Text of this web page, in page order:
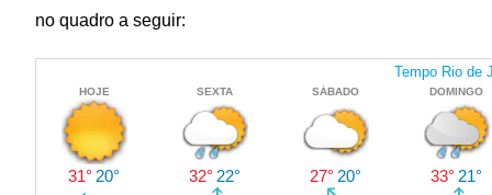
no quadro a seguir: